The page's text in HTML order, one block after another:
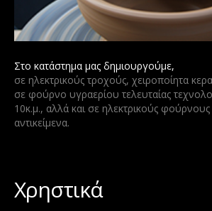
Στο κατάστημα μας δημιουργούμε,
σε ηλεκτρικούς τροχούς, χειροποίητα
σε φούρνο υγραερίου τελευταίας
10κ.μ., αλλά και σε ηλεκτρικούς φούρνους
αντικείμενα.
Χρηστικά